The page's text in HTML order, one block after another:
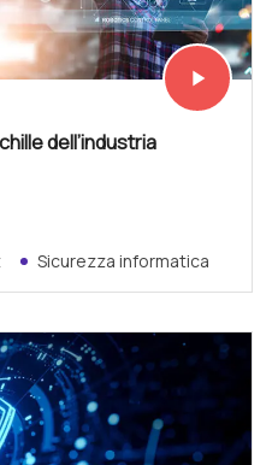
Vedi subito
play_arrow
dell’industria
Sicurezza informatica